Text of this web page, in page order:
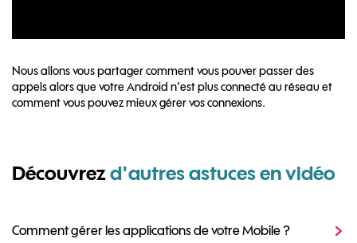
Nous allons vous partager comment vous pouver passer des
appels alors que votre Android n’est plus connecté au réseau et
comment vous pouvez mieux gérer vos connexions.
Découvrezd'autres astuces en vidéo
Comment gérer les applications de votre Mobile ?